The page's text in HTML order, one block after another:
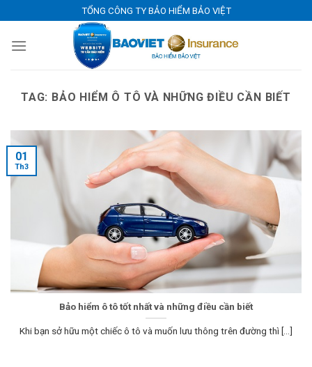
to
content
TỔNG CÔNG TY BẢO HIỂM BẢO VIỆT
TAG: BẢO HIỂM Ô TÔ VÀ NHỮNG ĐIỀU CẦN BIẾT
Bảo hiểm ô tô tốt nhất và những điều cần biết
Khi bạn sở hữu một chiếc ô tô và muốn lưu thông trên đường thì [...]
01
Th3